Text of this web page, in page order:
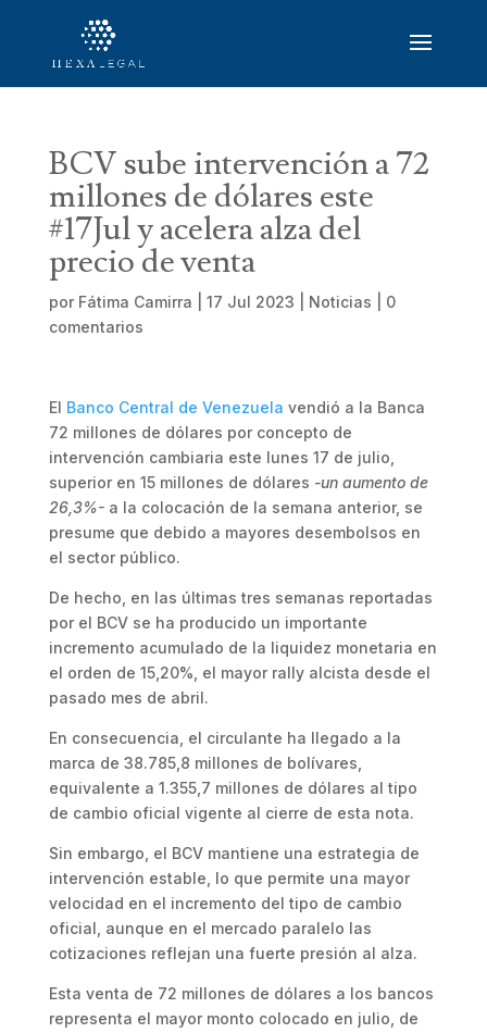
BCV sube intervención a 72
millones de dólares este
#17Jul y acelera alza del
precio de venta
por Fátima Camirra 17 Jul 2023 Noticias
0
comentarios
El Banco Central de Venezuela vendió a la Banca
72 millones de dólares por concepto de
intervención cambiaria este lunes 17 de julio,
superior en 15 millones de dólares -un aumento de
26,3%-a la colocación de la semana anterior, se
presume que debido a mayores desembolsos en
el sector público.
De hecho, en las últimas tres semanas reportadas
por el BCV se ha producido un importante
incremento acumulado de la liquidez monetaria en
el orden de 15,20%, el mayor rally alcista desde el
pasado mes de abril.
En consecuencia, el circulante ha llegado a la
marca de 38.785,8 millones de bolívares,
equivalente a 1.355,7 millones de dólares al tipo
de cambio oficial vigente al cierre de esta nota.
Sin embargo, el BCV mantiene una estrategia de
intervención estable, lo que permite una mayor
velocidad en el incremento del tipo de cambio
oficial, aunque en el mercado paralelo las
cotizaciones reflejan una fuerte presión al alza.
Esta venta de 72 millones de dólares a los bancos
representa el mayor monto colocado en julio, de